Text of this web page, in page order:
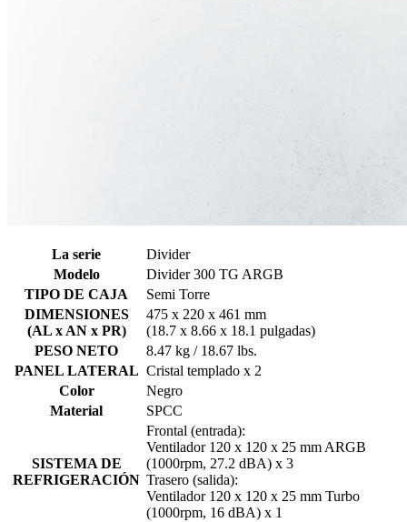
La serie
Divider
Modelo
Divider 300 TG ARGB
TIPO DE CAJA
Semi Torre
DIMENSIONES
(AL x AN x PR)
475 x 220 x 461 mm
(18.7 x 8.66 x 18.1 pulgadas)
PESO NETO
8.47 kg / 18.67 lbs.
PANEL LATERAL Cristal templado x 2
Color
Negro
Material
SPCC
SISTEMA DE
REFRIGERACIÓN
Frontal (entrada):
Ventilador 120 x 120 x 25 mm ARGB
(1000rpm, 27.2 dBA) x 3
Trasero (salida):
Ventilador 120 x 120 x 25 mm Turbo
(1000rpm, 16 dBA) x 1